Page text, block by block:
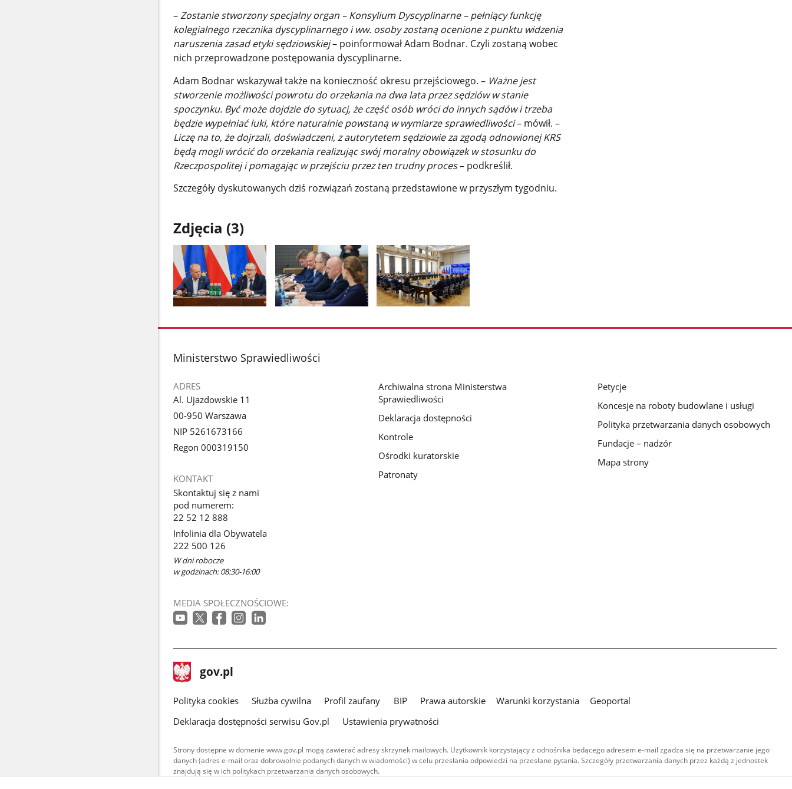
–Zostanie stworzony specjalny organ – Konsylium Dyscyplinarne – pełniący funkcję
kolegialnego rzecznika dyscyplinarnego i ww. osoby zostaną ocenione z punktu widzenia
naruszenia zasad etyki sędziowskiej– poinformował Adam Bodnar. Czyli zostaną wobec
nich przeprowadzone postępowania dyscyplinarne.
Adam Bodnar wskazywał także na konieczność okresu przejściowego. – Ważne jest
stworzenie możliwości powrotu do orzekania na dwa lata przez sędziów w stanie
spoczynku. Być może dojdzie do sytuacj, że część osób wróci do innych sądów i trzeba
będzie wypełniać luki, które naturalnie powstaną w wymiarze sprawiedliwości– mówił. –
Liczę na to, że dojrzali, doświadczeni, z autorytetem sędziowie za zgodą odnowionej KRS
będą mogli wrócić do orzekania realizując swój moralny obowiązek w stosunku do
Rzeczpospolitej i pomagając w przejściu przez ten trudny proces– podkreślił.
Szczegóły dyskutowanych dziś rozwiązań zostaną przedstawione w przyszłym tygodniu.
Zdjęcia (3)
zdjęcie
galerii.
zdjęcie
galerii.
zdjęcie
stopka
Ministerstwo Sprawiedliwości
ADRES
Al. Ujazdowskie 11
00-950 Warszawa
NIP 5261673166
Regon 000319150
KONTAKT
Skontaktuj się z nami
pod numerem:
22 52 12 888
Infolinia dla Obywatela
222 500 126
W dni robocze
w godzinach: 08:30-16:00
MEDIA SPOŁECZNOŚCIOWE:
Archiwalna strona Ministerstwa
Sprawiedliwości
Deklaracja dostępności
Kontrole
Ośrodki kuratorskie
Patronaty
Petycje
Koncesje na roboty budowlane i usługi
Polityka przetwarzania danych osobowych
Fundacje – nadzór
Mapa strony
stopka
gov.pl Strona
gov.pl
gov.pl
Polityka cookies Służba cywilna Profil zaufany BIP Prawa autorskie Warunki korzystania
Geoportal
Deklaracja dostępności serwisu Gov.pl
Ustawienia prywatności
Strony dostępne w domenie www.gov.pl mogą zawierać adresy skrzynek mailowych. Użytkownik korzystający z odnośnika będącego adresem e-mail zgadza się na przetwarzanie jego
danych (adres e-mail oraz dobrowolnie podanych danych w wiadomości) w celu przesłania odpowiedzi na przesłane pytania. Szczegóły przetwarzania danych przez każdą z jednostek
znajdują się w ich politykach przetwarzania danych osobowych.